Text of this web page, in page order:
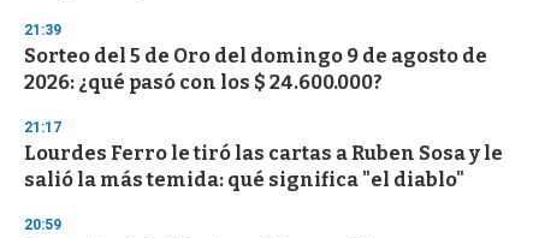
d
s
21:39
Sorteo del 5 de Oro del domingo 9 de agosto de
2026: ¿qué pasó con los $ 24.600.000?
21:17
Lourdes Ferro le tiró las cartas a Ruben Sosa y le
salió la más temida: qué significa "el diablo"
20:59